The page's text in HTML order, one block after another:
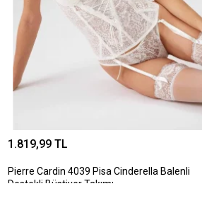
1.819,99 TL
Pierre Cardin 4039 Pisa Cinderella Balenli
Destekli Büstiyer Takımı